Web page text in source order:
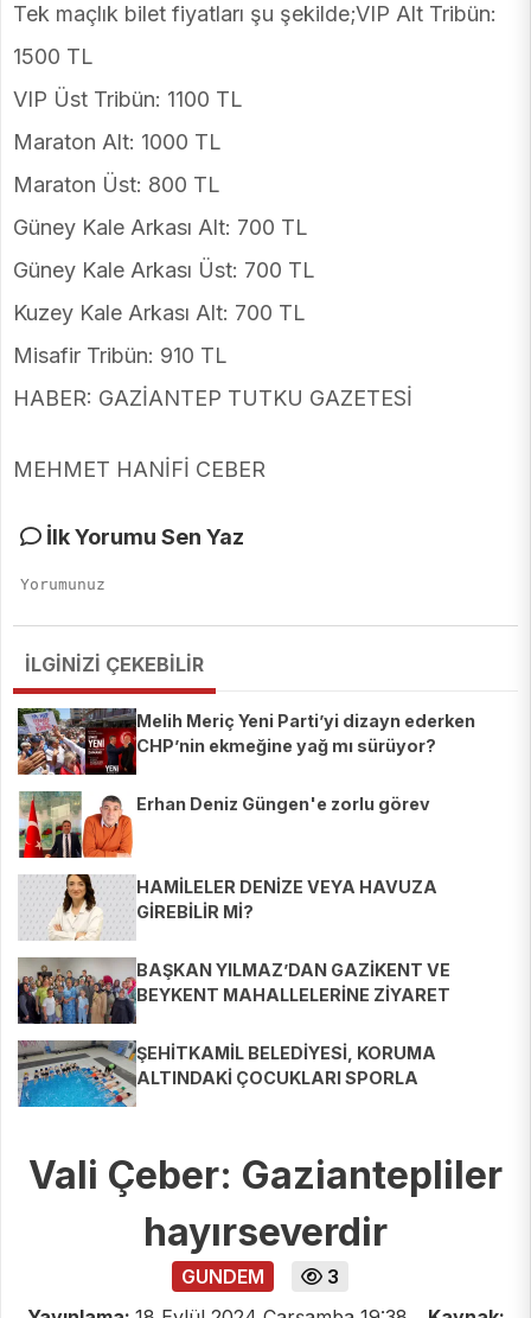
Tek maçlık bilet fiyatları şu şekilde;VIP Alt Tribün:
1500 TL
VIP Üst Tribün: 1100 TL
Maraton Alt: 1000 TL
Maraton Üst: 800 TL
Güney Kale Arkası Alt: 700 TL
Güney Kale Arkası Üst: 700 TL
Kuzey Kale Arkası Alt: 700 TL
Misafir Tribün: 910 TL
HABER: GAZİANTEP TUTKU GAZETESİ
MEHMET HANİFİ CEBER
İlk Yorumu Sen Yaz
İLGİNİZİ ÇEKEBİLİR
Melih Meriç Yeni Parti’yi dizayn ederken
CHP’nin ekmeğine yağ mı sürüyor?
Erhan Deniz Güngen'e zorlu görev
HAMİLELER DENİZE VEYA HAVUZA
GİREBİLİR Mİ?
BAŞKAN YILMAZ’DAN GAZİKENT VE
BEYKENT MAHALLELERİNE ZİYARET
ŞEHİTKAMİL BELEDİYESİ, KORUMA
ALTINDAKİ ÇOCUKLARI SPORLA
Vali Çeber: Gaziantepliler
hayırseverdir
GUNDEM
3